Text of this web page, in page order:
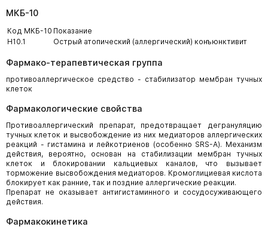
МКБ-10
Код МКБ-10 Показание
H10.1
Острый атопический (аллергический) конъюнктивит
Фармако-терапевтическая группа
противоаллергическое средство - стабилизатор мембран тучных
клеток
Фармакологические свойства
Противоаллергический препарат, предотвращает дегрануляцию
тучных клеток и высвобождение из них медиаторов аллергических
реакций - гистамина и лейкотриенов (особенно SRS-A). Механизм
действия, вероятно, основан на стабилизации мембран тучных
клеток и блокировании кальциевых каналов, что вызывает
торможение высвобождения медиаторов. Кромоглициевая кислота
блокирует как ранние, так и поздние аллергические реакции.
Препарат не оказывает антигистаминного и сосудосуживающего
действия.
Фармакокинетика